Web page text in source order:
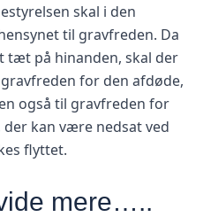
skal i den
til gravfreden. Da
tæt på hinanden, skal der
for den afdøde,
også til gravfreden for
kan være nedsat ved
flyttet.
mere…..